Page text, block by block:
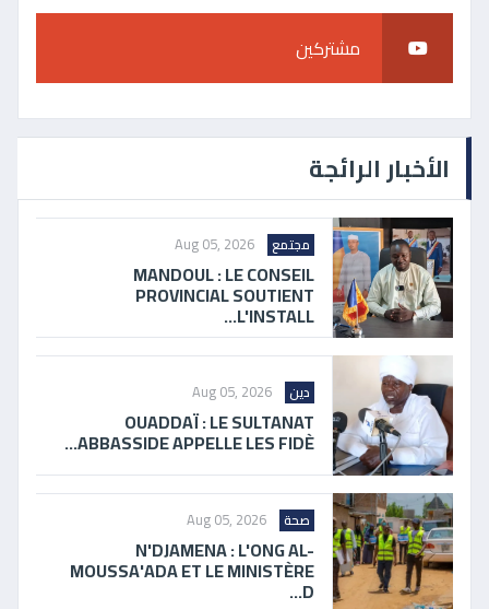
مشتركين
الأخبار الرائجة
مجتمع Aug 05, 2026
MANDOUL : LE CONSEIL
PROVINCIAL SOUTIENT
L'INSTALL...
دين Aug 05, 2026
OUADDAÏ : LE SULTANAT
ABBASSIDE APPELLE LES FIDÈ...
صحة Aug 05, 2026
N'DJAMENA : L'ONG AL-
MOUSSA'ADA ET LE MINISTÈRE
D...